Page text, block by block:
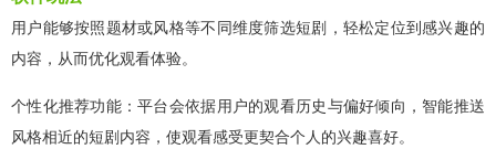
用户能够按照题材或风格等不同维度筛选短剧，轻松定位到感兴趣的
内容，从而优化观看体验。
个性化推荐功能：平台会依据用户的观看历史与偏好倾向，智能推送
风格相近的短剧内容，使观看感受更契合个人的兴趣喜好。